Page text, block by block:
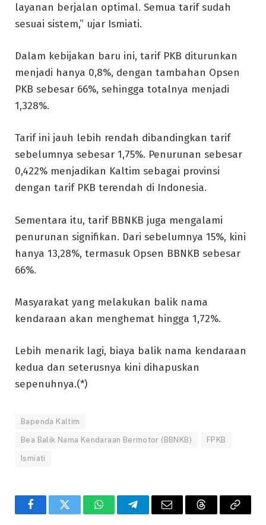
layanan berjalan optimal. Semua tarif sudah
sesuai sistem,” ujar Ismiati.
Dalam kebijakan baru ini, tarif PKB diturunkan
menjadi hanya 0,8%, dengan tambahan Opsen
PKB sebesar 66%, sehingga totalnya menjadi
1,328%.
Tarif ini jauh lebih rendah dibandingkan tarif
sebelumnya sebesar 1,75%. Penurunan sebesar
0,422% menjadikan Kaltim sebagai provinsi
dengan tarif PKB terendah di Indonesia.
Sementara itu, tarif BBNKB juga mengalami
penurunan signifikan. Dari sebelumnya 15%, kini
hanya 13,28%, termasuk Opsen BBNKB sebesar
66%.
Masyarakat yang melakukan balik nama
kendaraan akan menghemat hingga 1,72%.
Lebih menarik lagi, biaya balik nama kendaraan
kedua dan seterusnya kini dihapuskan
sepenuhnya.(*)
Bapenda Kaltim
Bea Balik Nama Kendaraan Bermotor (BBNKB) FPKB
Ismiati
FacebookTwitter WhatsAppTelegramEmail ThreadsCopy